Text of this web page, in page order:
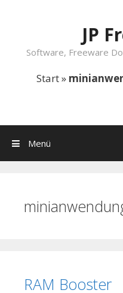
JP
Software, Freeware
Start»
Menü
RAM Booster